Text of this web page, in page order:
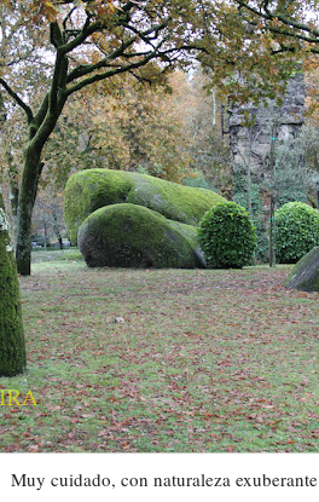
Muy cuidado, con naturaleza exuberante